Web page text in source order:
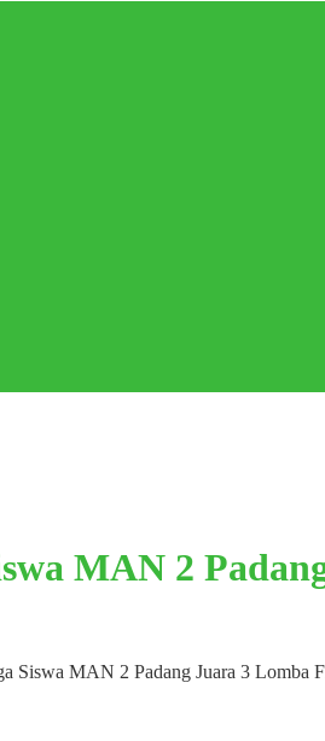
MAN 2
Siswa MAN 2 Padang Juara 3 Lomba